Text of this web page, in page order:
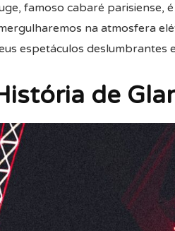
famoso cabaré parisiense,
na atmosfera
espetáculos deslumbrantes
de